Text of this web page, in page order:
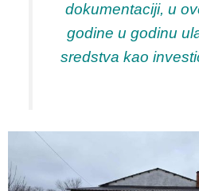
dokumentaciji, u
godine u godinu
sredstva kao